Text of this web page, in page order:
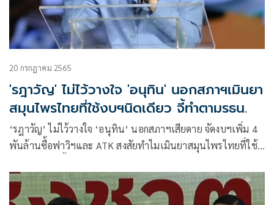
20 กรกฎาคม 2565
'รฎาวัญ' ไม่ไว้วางใจ 'อนุทิน' นอกสภาฯเมินยา
สมุนไพรไทยที่ใช้งบฯนิดเดียว จี้ทำตามรธน.
‘รฎาวัญ’ ไม่ไว้วางใจ ‘อนุทิน’ นอกสภาฯเสียดาย จัดงบฯเพิ่ม 4
พันล้านซื้อฟาวิฯและ ATK สงสัยทำไมเมินยาสมุนไพรไทยที่ใช้
การพัฒนาภูมิปัญญาด้านการแพทย์แผนไทยให้เกิดประโยชน์
สูงสุด